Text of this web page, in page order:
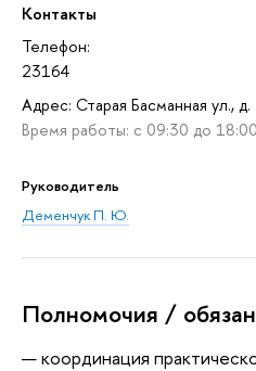
Контакты
Телефон:
23164
Адрес: Старая Басманная ул.,
Время работы: с 09:30 до 18:00
Руководитель
Деменчук П. Ю.
Полномочия /
координация